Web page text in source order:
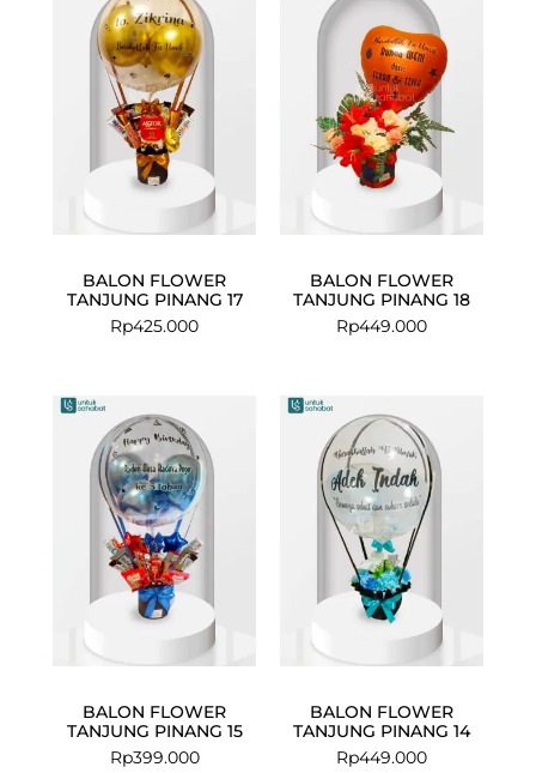
BALON FLOWER
TANJUNG PINANG 17
Rp425.000
BALON FLOWER
TANJUNG PINANG 18
Rp449.000
BALON FLOWER
TANJUNG PINANG 15
Rp399.000
BALON FLOWER
TANJUNG PINANG 14
Rp449.000